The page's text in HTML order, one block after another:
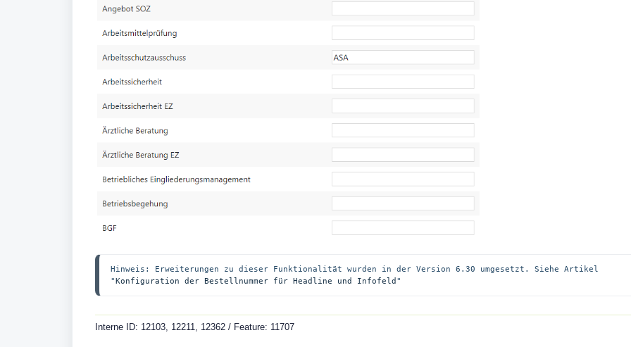
Hinweis: Erweiterungen zu dieser Funktionalität wurden in der Version 6.30 umgesetzt. Siehe Artikel
"Konfiguration der Bestellnummer für Headline und Infofeld "
Interne ID: 12103, 12211, 12362 / Feature: 11707